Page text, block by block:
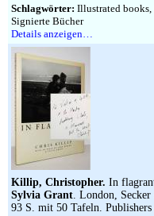
Schlagwörter: Illustrated books,
Signierte Bücher
Details anzeigen…
Killip, Christopher. In
Sylvia Grant. London,
93 S. mit 50 Tafeln.